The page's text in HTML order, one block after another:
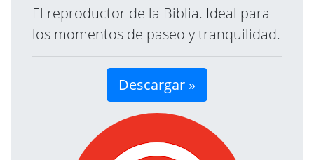
El reproductor de la Biblia. Ideal para
los momentos de paseo y tranquilidad.
Descargar »